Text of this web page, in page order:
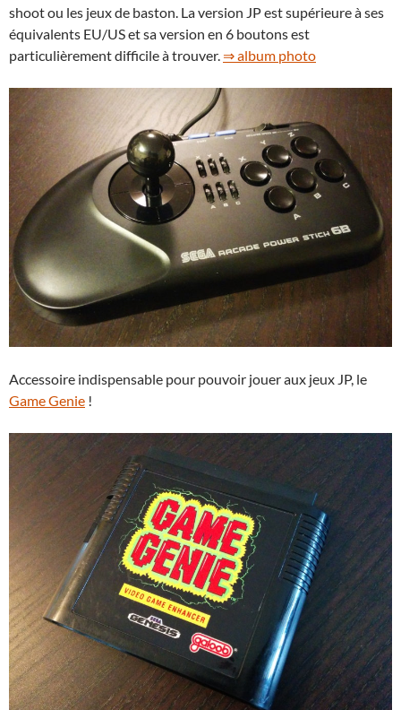
shoot ou les jeux de baston. La version JP est supérieure à ses
équivalents EU/US et sa version en 6 boutons est
particulièrement difficile à trouver. ⇒ album photo
Accessoire indispensable pour pouvoir jouer aux jeux JP, le
Game Genie !